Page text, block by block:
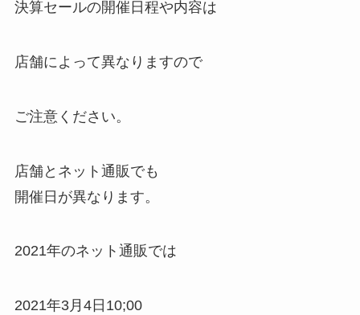
決算セールの開催日程や内容は
店舗によって異なりますので
ご注意ください。
店舗とネット通販でも
開催日が異なります。
2021年のネット通販では
2021年3月4日10;00